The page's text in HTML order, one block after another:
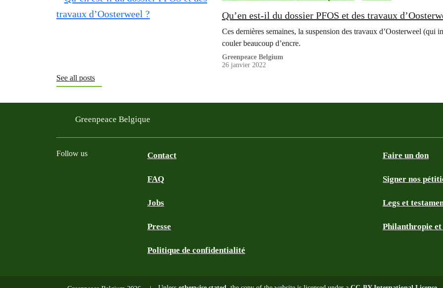
Qu’en est-il du dossier PFOS et des travaux
Ces dernières semaines, la suspension des travaux d’Oosterweel (qui
couler beaucoup d’encre.
Greenpeace Belgium
26 janvier 2022
See all posts
Greenpeace Belgique
Follow us Contact
FAQ
Jobs
Presse
Politique de confidentialité
Faire un don
Signer nos
Legs et
Philanthropie et